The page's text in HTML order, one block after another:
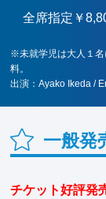
全席指定￥
※未就学児は大人１名
料。
出演：Ayako Ikeda /
一般発
チケット好評発